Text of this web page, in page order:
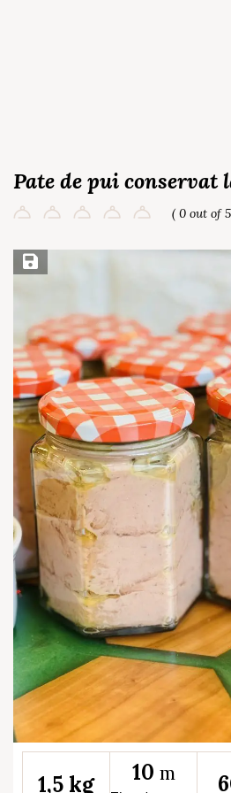
Pate de pui conservat
( 0 out of
Save Recipe
1,5 kg 10 m